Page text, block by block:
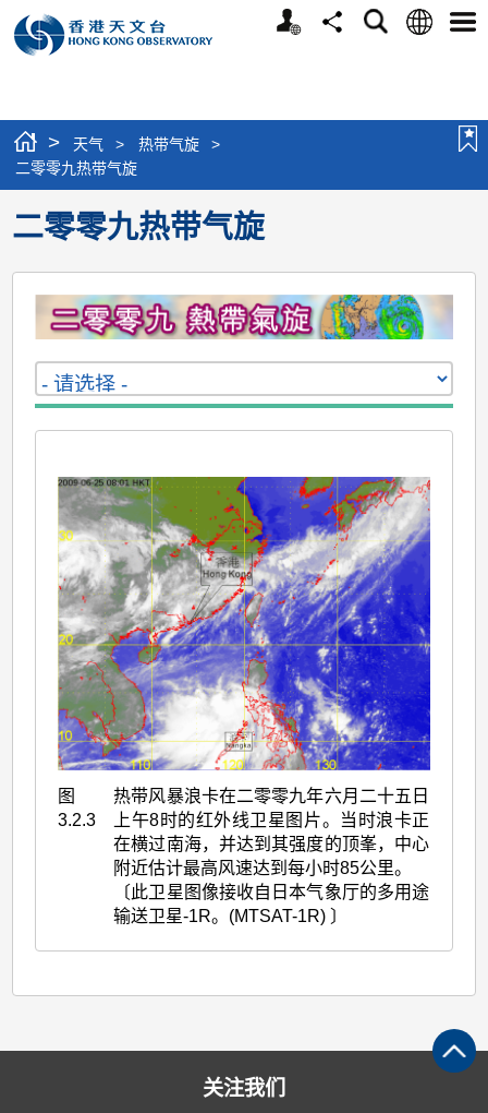
个
分
搜
语
选
> 天气 > 热带气旋
>
二零零九热带气旋
二零零九热带气旋
图
3.2.3
热带风暴浪卡在二零零九年六月二十五日
上午8时的红外线卫星图片。当时浪卡正
在横过南海，并达到其强度的顶峯，中心
附近估计最高风速达到每小时85公里。
〔此卫星图像接收自日本气象厅的多用途
输送卫星-1R。(MTSAT-1R) 〕
关注我们